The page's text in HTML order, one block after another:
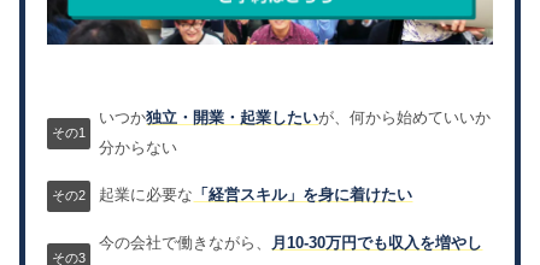
いつか独立・開業・起業したいが、何から始めていいか
分からない
起業に必要な 「経営スキル」を身に着けたい
今の会社で働きながら、
月10-30万円でも収入を増やし